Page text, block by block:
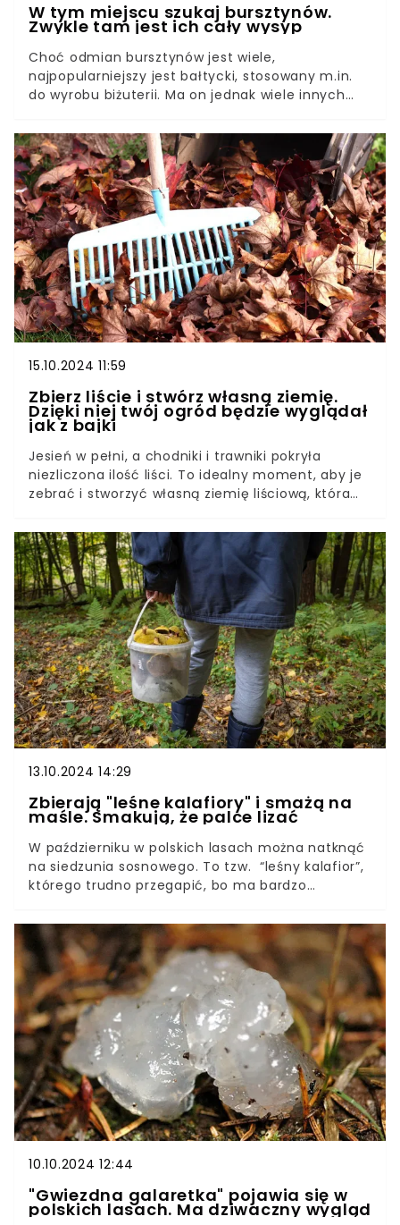
W tym miejscu szukaj bursztynów.
Zwykle tam jest ich cały wysyp
Choć odmian bursztynów jest wiele,
najpopularniejszy jest bałtycki, stosowany m.in.
do wyrobu biżuterii. Ma on jednak wiele innych
aby go zdobyć. Wystarczy poświęcić trochę
wolnego czasu i cierpliwości. W jednym z
nadmorskich miejsc jest go najwięcej.
15.10.2024 11:59
Zbierz liście i stwórz własną ziemię.
Dzięki niej twój ogród będzie wyglądał
jak z bajki
Jesień w pełni, a chodniki i trawniki pokryła
niezliczona ilość liści. To idealny moment, aby je
zebrać i stworzyć własną ziemię liściową, która
chwastów. Jak ją przygotować?
13.10.2024 14:29
Zbierają "leśne kalafiory" i smażą na
maśle. Smakują, że palce lizać
W październiku w polskich lasach można natknąć
na siedzunia sosnowego. To tzw. “leśny kalafior”,
którego trudno przegapić, bo ma bardzo
osób uznaje go za przysmak. Ma delikatny smak,
przypominający orzechy. Jest najlepszy, gdy
przesmaży się go na maśle.
10.10.2024 12:44
"Gwiezdna galaretka" pojawia się w
polskich lasach. Ma dziwaczny wygląd